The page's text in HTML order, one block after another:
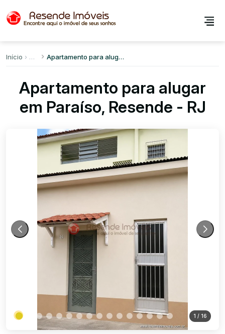
Início Apartamento para alugar em Paraíso
Apartamento para alugar
em Paraíso, Resende - RJ
1 / 16